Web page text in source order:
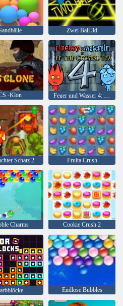
Zwei Ball 3d
-Klon Feuer und Wasser 4: Kristalltempel
Schatz 2 Fruita Crush
Charms Cookie Crush 2
Endlose Bubbles